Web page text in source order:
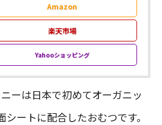
Amazon
楽天市場
Yahooショッピング
ーは日本で初めてオーガニッ
シートに配合したおむつです。